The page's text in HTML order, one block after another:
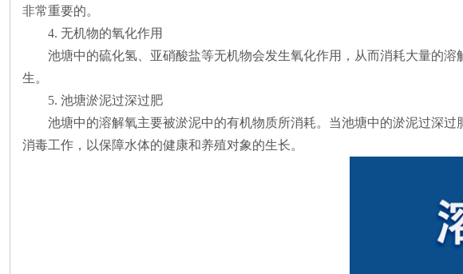
非常重要的。
4. 无机物的氧化作用
池塘中的硫化氢、亚硝酸盐等无机物会发生氧化作用，从而消耗大量的
生。
5. 池塘淤泥过深过肥
池塘中的溶解氧主要被淤泥中的有机物质所消耗。当池塘中的淤泥过深
消毒工作，以保障水体的健康和养殖对象的生长。